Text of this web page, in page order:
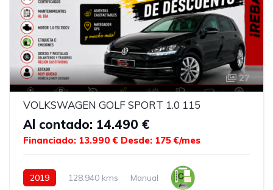
27
VOLKSWAGEN GOLF SPORT 1.0 115
Al contado: 14.490 €
Financiado: 13.990 € Desde: 175 €/mes
2019 128.940 kms Manual